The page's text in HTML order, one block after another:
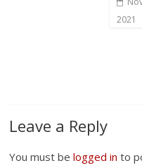
2021
Leave a Reply
You must belogged in to